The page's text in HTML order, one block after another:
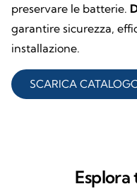
preservare le batterie.
garantire sicurezza,
installazione.
SCARICA